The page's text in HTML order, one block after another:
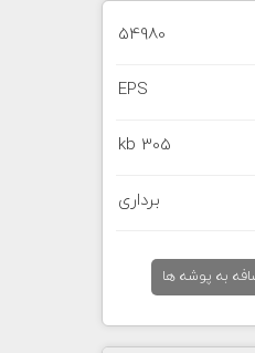
54980
EPS
305 kb
برداری
به پوشه ها